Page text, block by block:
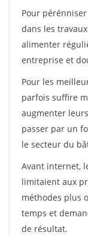
Pour
dans les
alimenter
entreprise et
Pour les
parfois suffire
augmenter
passer par un
le secteur du
Avant internet,
limitaient aux
méthodes plus
temps et
de résultat.